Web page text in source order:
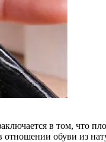
в том,
отношении обуви из